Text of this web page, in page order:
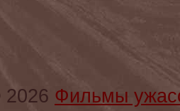
Фильмы